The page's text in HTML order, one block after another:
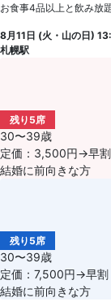
お食事4品以上と飲み放
8月11日 (火・山の日)
札幌駅
残り5席
30〜39歳
定価：3,500円→早
結婚に前向きな方
残り5席
30〜39歳
定価：7,500円→早
結婚に前向きな方